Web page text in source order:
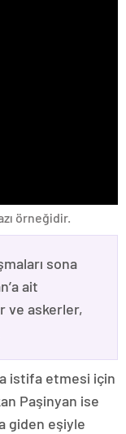
örneğidir.
sona
ait
ve askerler,
istifa etmesi için
Paşinyan ise
giden eşiyle